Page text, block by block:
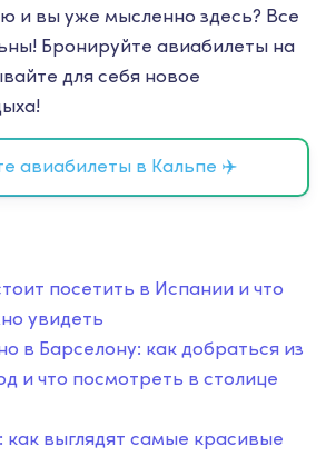
и вы уже мысленно здесь? Все
Бронируйте авиабилеты на
для себя новое
авиабилеты в Кальпе ✈️
посетить в Испании и что
увидеть
в Барселону: как добраться из
и что посмотреть в столице
как выглядят самые красивые